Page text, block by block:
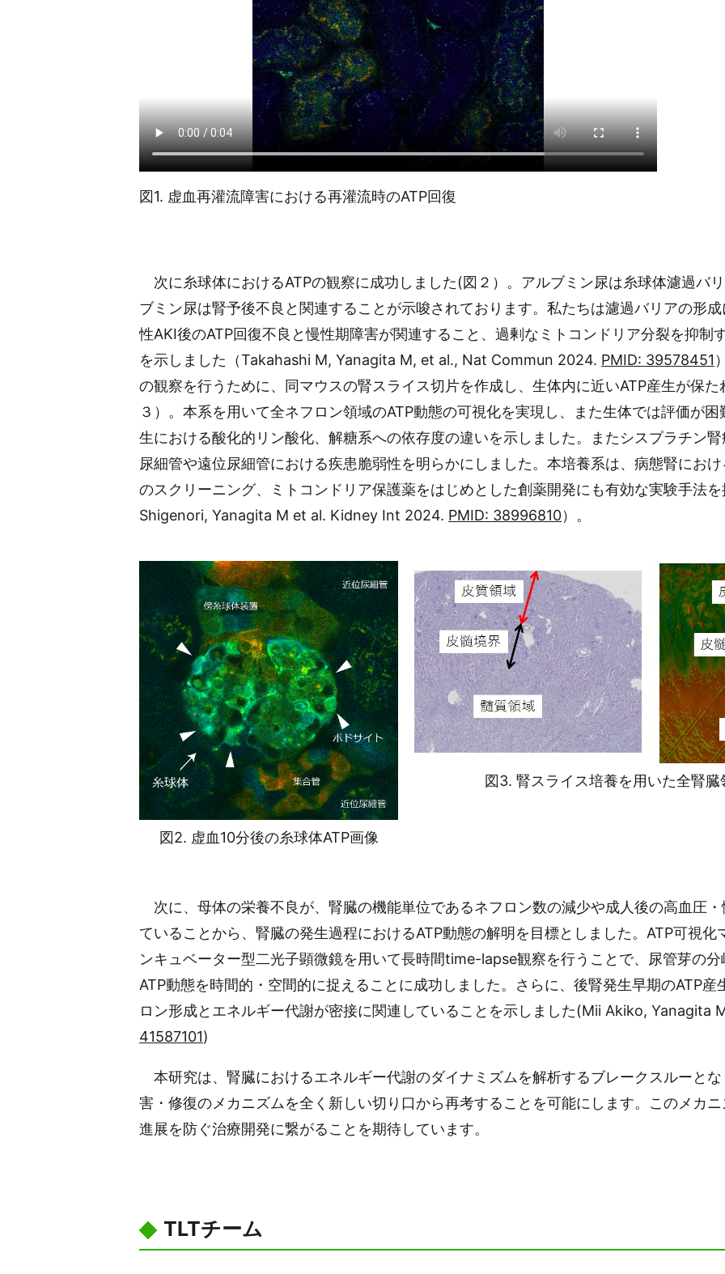
図1. 虚血再灌流障害における再灌流時のATP回復
次に糸球体におけるATPの観察に成功しました(図２）。アルブミン尿は糸球体濾過バ
ブミン尿は腎予後不良と関連することが示唆されております。私たちは濾過バリアの形
性AKI後のATP回復不良と慢性期障害が関連すること、過剰なミトコンドリア分裂を抑制
を示しました（Takahashi M, Yanagita M, et al., Nat Commun 2024. PMID: 39578451
の観察を行うために、同マウスの腎スライス切片を作成し、生体内に近いATP産生が保
３）。本系を用いて全ネフロン領域のATP動態の可視化を実現し、また生体では評価が
生における酸化的リン酸化、解糖系への依存度の違いを示しました。またシスプラチン
尿細管や遠位尿細管における疾患脆弱性を明らかにしました。本培養系は、病態腎にお
のスクリーニング、ミトコンドリア保護薬をはじめとした創薬開発にも有効な実験手法
Shigenori, Yanagita M et al. Kidney Int 2024. PMID: 38996810）。
図2. 虚血10分後の糸球体ATP画像
図3. 腎スライス培養を用いた全腎
次に、母体の栄養不良が、腎臓の機能単位であるネフロン数の減少や成人後の高血圧
ていることから、腎臓の発生過程におけるATP動態の解明を目標としました。ATP可視化
ンキュベーター型二光子顕微鏡を用いて長時間time-lapse観察を行うことで、尿管芽の
ATP動態を時間的・空間的に捉えることに成功しました。さらに、後腎発生早期のATP産
ロン形成とエネルギー代謝が密接に関連していることを示しました(Mii Akiko, Yanagita
41587101)
本研究は、腎臓におけるエネルギー代謝のダイナミズムを解析するブレークスルーと
害・修復のメカニズムを全く新しい切り口から再考することを可能にします。このメカ
進展を防ぐ治療開発に繋がることを期待しています。
TLTチーム